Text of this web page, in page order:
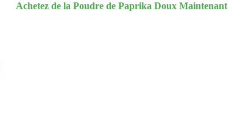
Achetez de la Poudre de Paprika Doux Maintenant